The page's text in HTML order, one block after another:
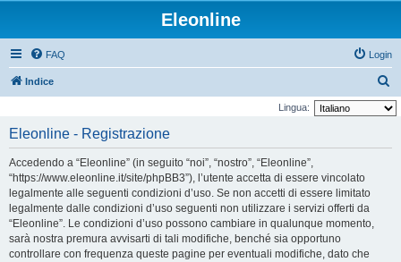
Eleonline
FAQ Login
Indice
e
Lingua:
Eleonline - Registrazione
Accedendo a “Eleonline” (in seguito “noi”, “nostro”, “Eleonline”,
“https://www.eleonline.it/site/phpBB3”), l’utente accetta di essere vincolato
legalmente alle seguenti condizioni d’uso. Se non accetti di essere limitato
legalmente dalle condizioni d’uso seguenti non utilizzare i servizi offerti da
“Eleonline”. Le condizioni d’uso possono cambiare in qualunque momento,
sarà nostra premura avvisarti di tali modifiche, benché sia opportuno
controllare con frequenza queste pagine per eventuali modifiche, dato che